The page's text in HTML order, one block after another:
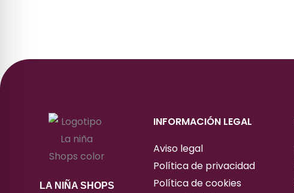
LA NIÑA SHOPS
INFORMACIÓN LEGAL
Aviso legal
Política de privacidad
Política de cookies